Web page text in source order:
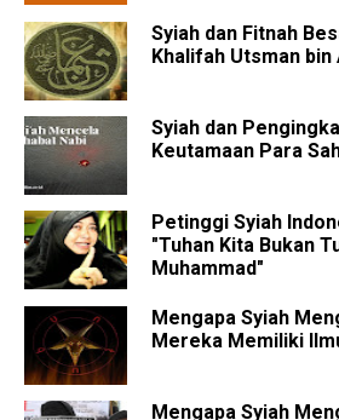
Syiah dan Fitnah
Khalifah Utsman
Syiah dan
Keutamaan Para
Petinggi Syiah
"Tuhan Kita Bukan
Muhammad"
Mengapa Syiah
Mereka Memiliki
Mengapa Syiah